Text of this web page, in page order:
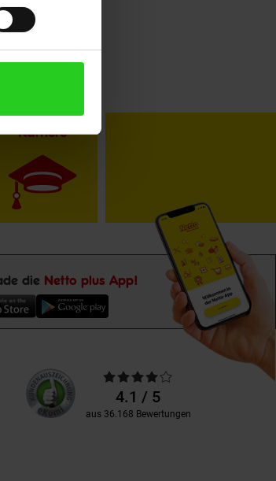
Karriere
die Netto plus App!
Unsere
Kundenbewertungen
Durchschnittliche
Bewertungen4.1 / 5
aus 36.168 Bewertungen